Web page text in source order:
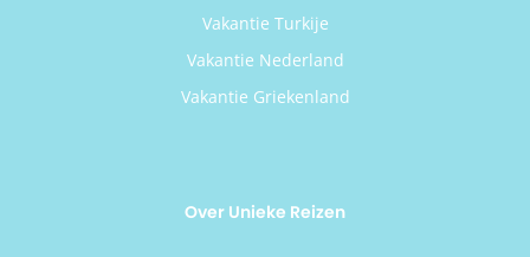
Vakantie Turkije
Vakantie Nederland
Vakantie Griekenland
Over Unieke Reizen